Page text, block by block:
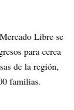
Libre se
para cerca
de la región,
familias.